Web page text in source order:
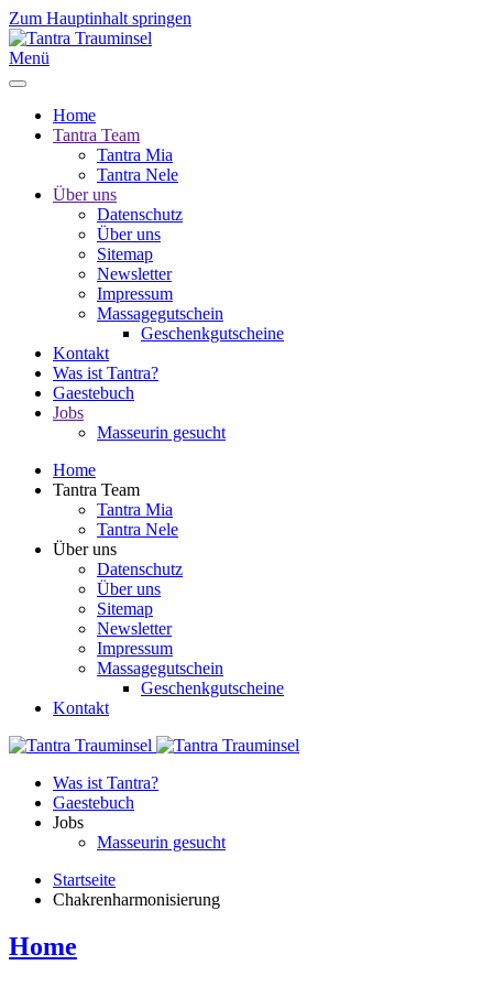
Zum Hauptinhalt springen
Menü
Home
Tantra Team
Tantra Mia
Tantra Nele
Über uns
Datenschutz
Über uns
Sitemap
Newsletter
Impressum
Massagegutschein
Geschenkgutscheine
Kontakt
Was ist Tantra?
Gaestebuch
Jobs
Masseurin gesucht
Home
Tantra Team
Tantra Mia
Tantra Nele
Über uns
Datenschutz
Über uns
Sitemap
Newsletter
Impressum
Massagegutschein
Geschenkgutscheine
Kontakt
Was ist Tantra?
Gaestebuch
Jobs
Masseurin gesucht
Startseite
Chakrenharmonisierung
Home